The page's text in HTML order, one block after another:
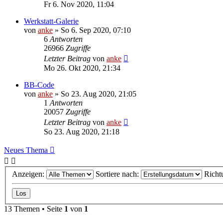
Fr 6. Nov 2020, 11:04
Werkstatt-Galerie
von anke » So 6. Sep 2020, 07:10
6 Antworten
26966 Zugriffe
Letzter Beitrag von anke
Mo 26. Okt 2020, 21:34
BB-Code
von anke » So 23. Aug 2020, 21:05
1 Antworten
20057 Zugriffe
Letzter Beitrag von anke
So 23. Aug 2020, 21:18
Neues Thema
Anzeigen: Sortiere nach:
13 Themen • Seite 1 von 1